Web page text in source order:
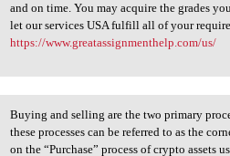
and on time. You may acquire the grades
let our services USA fulfill all of your
https://www.greatassignmenthelp.com/us/
Buying and selling are the
Buying and selling are the two primary
these processes can be referred to as the
on the “Purchase” process of crypto assets